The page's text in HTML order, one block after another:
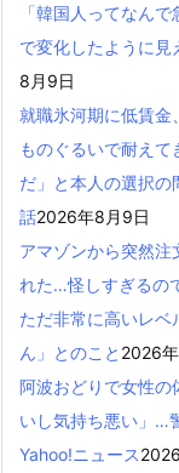
「韓国人ってなん
で変化したように見
8月9日
就職氷河期に低賃金
ものぐるいで耐え
だ」と本人の選択の
話2026年8月9日
アマゾンから突然注
れた…怪しすぎるの
ただ非常に高いレ
ん」とのこと 2026
阿波おどりで女性の
いし気持ち悪い」…
Yahoo!ニュース